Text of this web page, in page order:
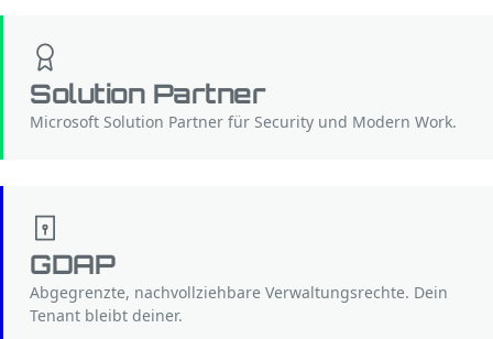
Solution Partner
Microsoft Solution Partner für Security und Modern Work.
GDAP
Abgegrenzte, nachvollziehbare Verwaltungsrechte. Dein
Tenant bleibt deiner.